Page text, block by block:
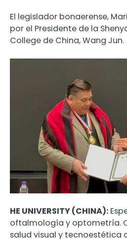
El legislador bonaerense,
por el Presidente de la
College de China, Wang Jun.
HE UNIVERSITY (CHINA):
oftalmología y optometría.
salud visual y tecnoestética